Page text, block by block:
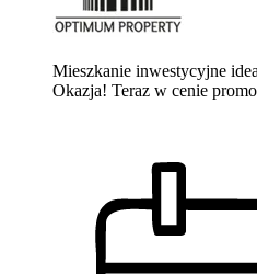
Mieszkanie inwestycyjne
Okazja! Teraz w cenie